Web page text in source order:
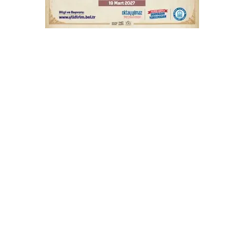
Bursa’da bugün hava nasıl olacak?